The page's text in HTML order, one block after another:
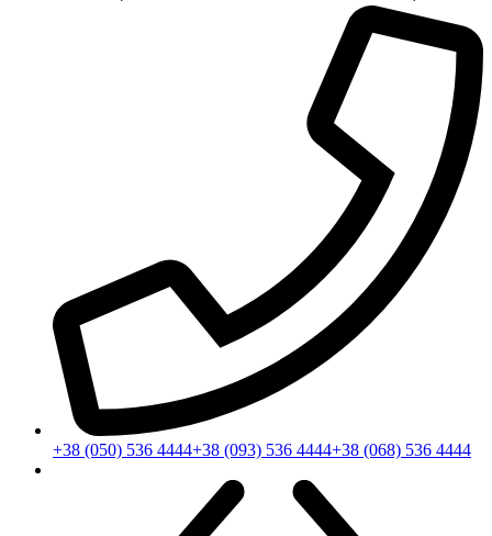
+38 (050) 536 4444+38 (093) 536 4444+38 (068) 536 4444